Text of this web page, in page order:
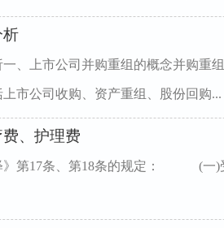
析
一、上市公司并购重组的概念并购重
市公司收购、资产重组、股份回购...
、护理费
》第17条、第18条的规定： (一)